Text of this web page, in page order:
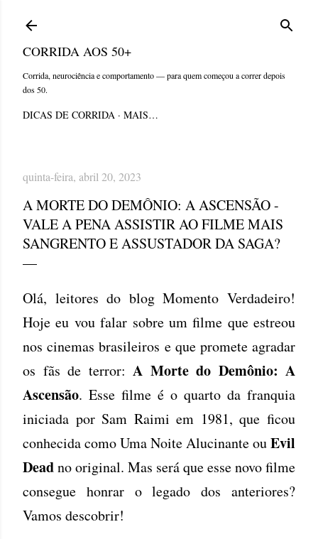
CORRIDA AOS 50+
Corrida, neurociência e comportamento — para quem começou a correr depois
dos 50.
DICAS DE CORRIDA MAIS…
quinta-feira, abril 20, 2023
A MORTE DO DEMÔNIO: A ASCENSÃO -
VALE A PENA ASSISTIR AO FILME MAIS
SANGRENTO E ASSUSTADOR DA SAGA?
Olá, leitores do blog Momento Verdadeiro!
Hoje eu vou falar sobre um filme que estreou
nos cinemas brasileiros e que promete agradar
os fãs de terror: A Morte do Demônio: A
Ascensão. Esse filme é o quarto da franquia
iniciada por Sam Raimi em 1981, que ficou
conhecida como Uma Noite Alucinante ouEvil
Deadno original. Mas será que esse novo filme
consegue honrar o legado dos anteriores?
Vamos descobrir!